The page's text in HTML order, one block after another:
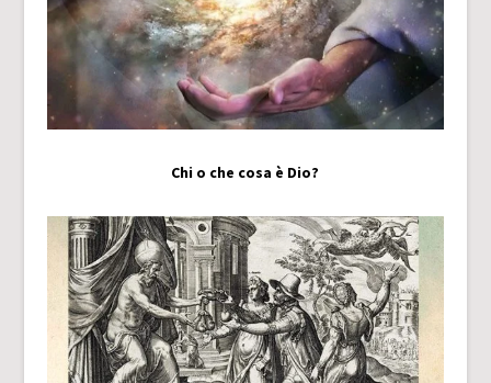
Chi o che cosa è Dio?